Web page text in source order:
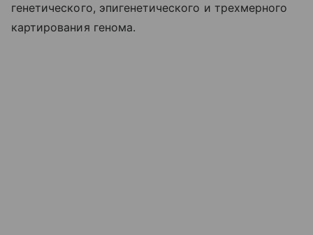
генетического, эпигенетического и трехмерного
картирования генома.